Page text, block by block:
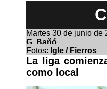
Martes 30 de junio de
G. Bañó
Fotos: Igle / Fierros
La liga
como local